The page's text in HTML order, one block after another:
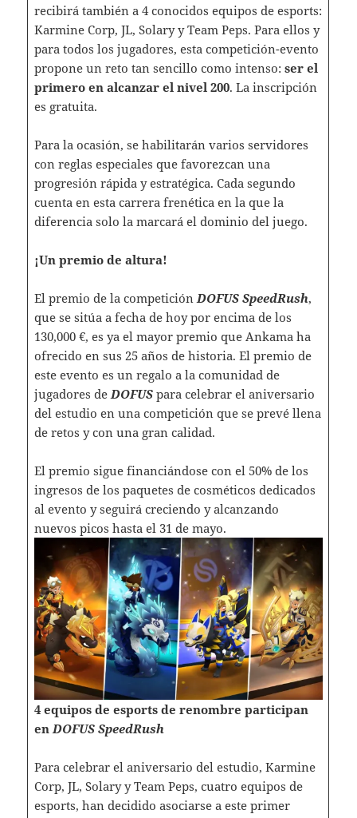
recibirá también a 4 conocidos equipos de esports:
Karmine Corp, JL, Solary y Team Peps. Para ellos y
para todos los jugadores, esta competición-evento
propone un reto tan sencillo como intenso: ser el
primero en alcanzar el nivel 200. La inscripción
es gratuita.
Para la ocasión, se habilitarán varios servidores
con reglas especiales que favorezcan una
progresión rápida y estratégica. Cada segundo
cuenta en esta carrera frenética en la que la
diferencia solo la marcará el dominio del juego.
¡Un premio de altura!
El premio de la competición DOFUS SpeedRush,
que se sitúa a fecha de hoy por encima de los
130,000 €, es ya el mayor premio que Ankama ha
ofrecido en sus 25 años de historia. El premio de
este evento es un regalo a la comunidad de
jugadores de DOFUSpara celebrar el aniversario
del estudio en una competición que se prevé llena
de retos y con una gran calidad.
El premio sigue financiándose con el 50% de los
ingresos de los paquetes de cosméticos dedicados
al evento y seguirá creciendo y alcanzando
nuevos picos hasta el 31 de mayo.
4 equipos de esports de renombre participan
enDOFUS SpeedRush
Para celebrar el aniversario del estudio, Karmine
Corp, JL, Solary y Team Peps, cuatro equipos de
esports, han decidido asociarse a este primer